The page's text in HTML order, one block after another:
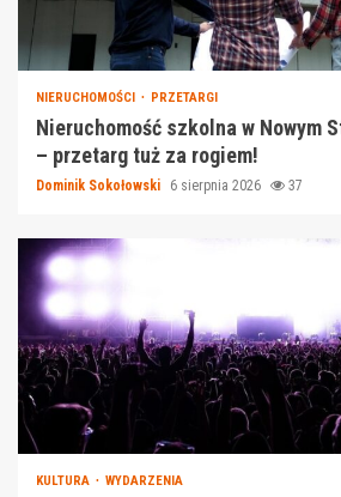
NIERUCHOMOŚCI PRZETARGI
Nieruchomość szkolna w Nowym
– przetarg tuż za rogiem!
Dominik Sokołowski 6 sierpnia 2026 37
KULTURA WYDARZENIA